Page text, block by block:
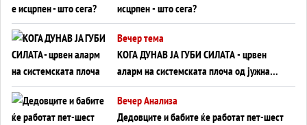
исцрпен - што сега?
Вечер тема
КОГА ДУНАВ ЈА ГУБИ СИЛАТА - црвен
аларм на системската плоча од јужна
Германија до Црното Море...
Вечер Анализа
Дедовците и бабите ќе работат пет-шест